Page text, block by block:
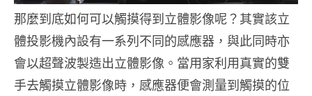
那麼到底如何可以觸摸得到立體影像呢？其實該立
體投影機內設有一系列不同的感應器，與此同時亦
會以超聲波製造出立體影像。當用家利用真實的雙
手去觸摸立體影像時，感應器便會測量到觸摸的位